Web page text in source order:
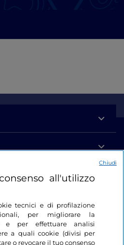
all'utilizzo
tecnici e di profilazione
per migliorare la
e per effettuare analisi
a quali cookie (divisi per
o revocare il tuo consenso
Chiudi